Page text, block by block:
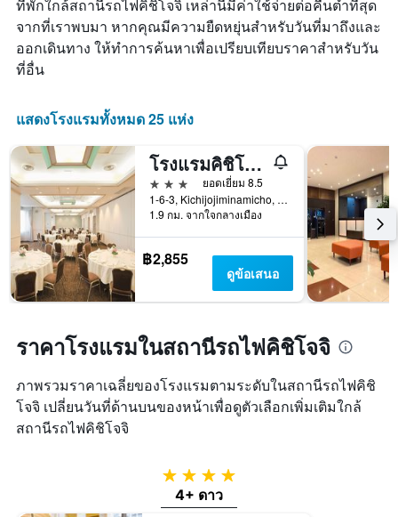
ที่พักใกล้สถานีรถไฟคิชิโจจิ เหล่านี้มีค่าใช้จ่ายต่อคืนต่ำที่สุด
จากที่เราพบมา หากคุณมีความยืดหยุ่นสำหรับวันที่มาถึงและ
ออกเดินทาง ให้ทำการค้นหาเพื่อเปรียบเทียบราคาสำหรับวัน
ที่อื่น
แสดงโรงแรมทั้งหมด 25 แห่ง
โรงแรมคิชิโจจิ โตเกียว เร
3 ดาว
ยอดเยี่ยม 8.5
1-6-3, Kichijojiminamicho, มุซะชิโนะ, ญี่ปุ่น
1.9 กม. จากใจกลางเมือง
฿2,855
ดูข้อเสนอ
ราคาโรงแรมในสถานีรถไฟคิชิโจจิ
ภาพรวมราคาเฉลี่ยของโรงแรมตามระดับในสถานีรถไฟคิชิ
โจจิ เปลี่ยนวันที่ด้านบนของหน้าเพื่อดูตัวเลือกเพิ่มเติมใกล้
สถานีรถไฟคิชิโจจิ
4 ดาว
4+ ดาว